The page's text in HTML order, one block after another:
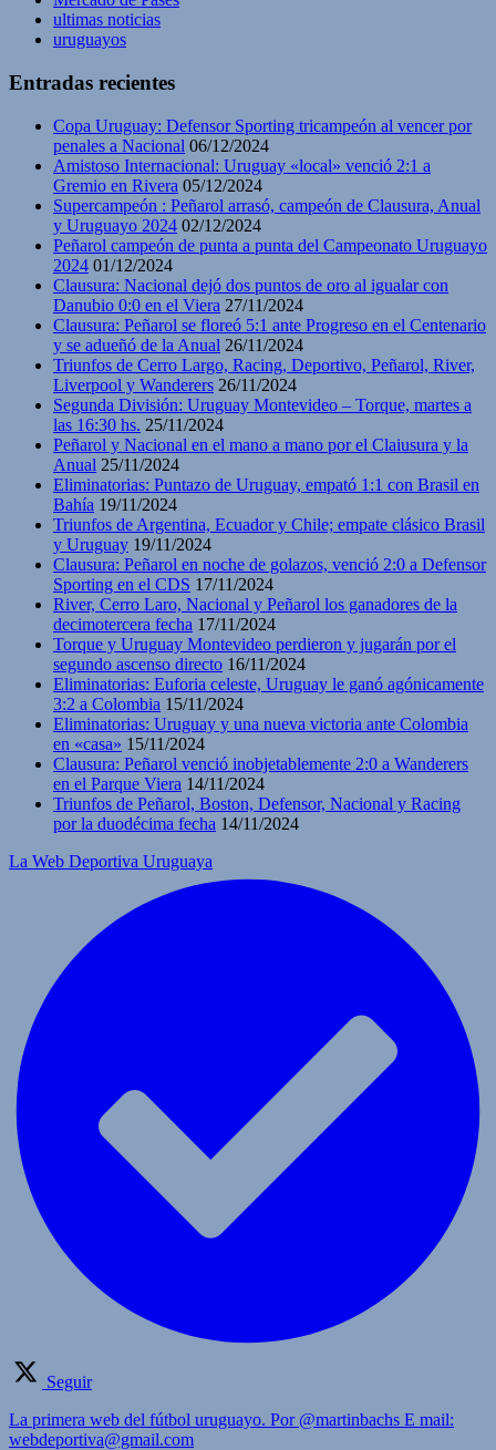
ultimas noticias
uruguayos
Entradas recientes
Copa Uruguay: Defensor Sporting tricampeón al vencer por
penales a Nacional 06/12/2024
Amistoso Internacional: Uruguay «local» venció 2:1 a
Gremio en Rivera 05/12/2024
Supercampeón : Peñarol arrasó, campeón de Clausura, Anual
y Uruguayo 2024 02/12/2024
Peñarol campeón de punta a punta del Campeonato Uruguayo
2024 01/12/2024
Clausura: Nacional dejó dos puntos de oro al igualar con
Danubio 0:0 en el Viera 27/11/2024
Clausura: Peñarol se floreó 5:1 ante Progreso en el Centenario
y se adueñó de la Anual 26/11/2024
Triunfos de Cerro Largo, Racing, Deportivo, Peñarol, River,
Liverpool y Wanderers 26/11/2024
Segunda División: Uruguay Montevideo – Torque, martes a
las 16:30 hs. 25/11/2024
Peñarol y Nacional en el mano a mano por el Claiusura y la
Anual 25/11/2024
Eliminatorias: Puntazo de Uruguay, empató 1:1 con Brasil en
Bahía 19/11/2024
Triunfos de Argentina, Ecuador y Chile; empate clásico Brasil
y Uruguay 19/11/2024
Clausura: Peñarol en noche de golazos, venció 2:0 a Defensor
Sporting en el CDS 17/11/2024
River, Cerro Laro, Nacional y Peñarol los ganadores de la
decimotercera fecha 17/11/2024
Torque y Uruguay Montevideo perdieron y jugarán por el
segundo ascenso directo 16/11/2024
Eliminatorias: Euforia celeste, Uruguay le ganó agónicamente
3:2 a Colombia 15/11/2024
Eliminatorias: Uruguay y una nueva victoria ante Colombia
en «casa» 15/11/2024
Clausura: Peñarol venció inobjetablemente 2:0 a Wanderers
en el Parque Viera 14/11/2024
Triunfos de Peñarol, Boston, Defensor, Nacional y Racing
por la duodécima fecha 14/11/2024
La Web Deportiva Uruguaya
Seguir
La primera web del fútbol uruguayo. Por @martinbachs E mail:
webdeportiva@gmail.com